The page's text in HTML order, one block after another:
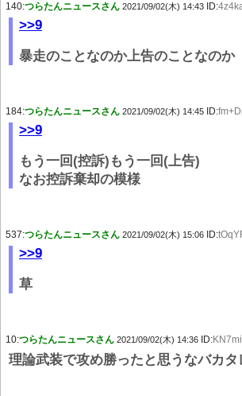
140:つらたんニュースさん 2021/09/02(木) 14:43 ID:
>>9
暴走のことなのか上告のことなのか
184:つらたんニュースさん 2021/09/02(木) 14:45 ID:
>>9
もう一回(控訴)もう一回(上告)
なお控訴棄却の模様
537:つらたんニュースさん 2021/09/02(木) 15:06 ID:
>>9
草
10:つらたんニュースさん 2021/09/02(木) 14:36 ID:
理論武装で攻め勝ったと思うなバカタ